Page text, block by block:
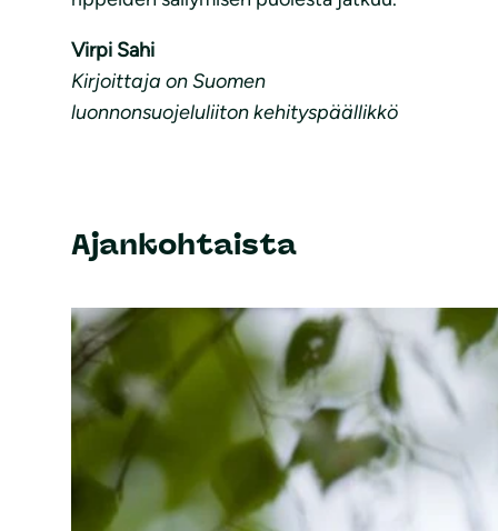
Virpi Sahi
Kirjoittaja on Suomen
luonnonsuojeluliiton kehityspäällikkö
Ajankohtaista